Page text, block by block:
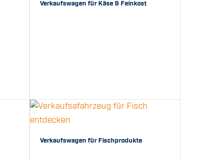
Verkaufswagen für Käse & Feinkost
Verkaufswagen für Fischprodukte